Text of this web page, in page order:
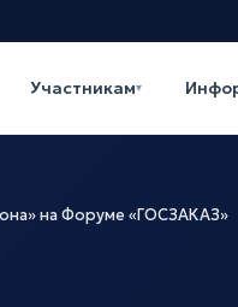
Участникам▾
на Форуме «ГОСЗАКАЗ»